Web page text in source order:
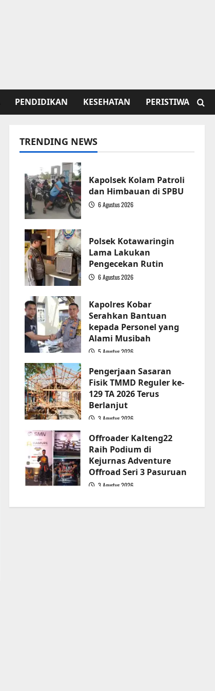
PENDIDIKAN KESEHATAN PERISTIWA
TRENDING NEWS
Kapolsek Kolam Patroli
dan Himbauan di SPBU
6 Agustus 2026
Polsek Kotawaringin
Lama Lakukan
Pengecekan Rutin
6 Agustus 2026
Kapolres Kobar
Serahkan Bantuan
kepada Personel yang
Alami Musibah
5 Agustus 2026
Pengerjaan Sasaran
Fisik TMMD Reguler ke-
129 TA 2026 Terus
Berlanjut
3 Agustus 2026
Offroader Kalteng22
Raih Podium di
Kejurnas Adventure
Offroad Seri 3 Pasuruan
3 Agustus 2026